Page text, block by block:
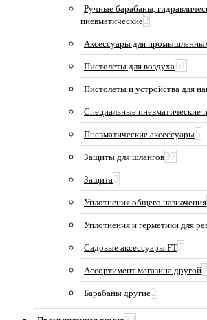
Ручные барабаны,
пневматические2
Аксессуары для
Пистолеты для воздуха61
Пистолеты и устройства для
Специальные пневматические
Пневматические аксессуары5
Защиты для шлангов37
Защита3
Уплотнения общего назначения
Уплотнения и герметики для
Садовые аксессуары FT7
Ассортимент магазина другой2
Барабаны другие2